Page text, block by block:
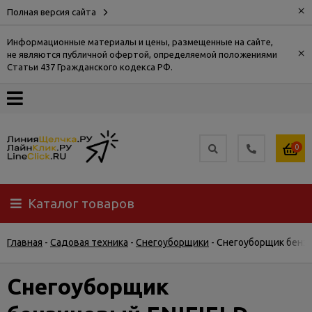
Полная версия сайта ×
Информационные материалы и цены, размещенные на сайте,
не являются публичной офертой, определяемой положениями
Статьи 437 Гражданского кодекса РФ.
×
О
Доставка
Самовывоз
Гарантия
возврат
0
Каталог товаров
Главная - Садовая техника - Снегоуборщики - Снегоуборщик
Снегоуборщик